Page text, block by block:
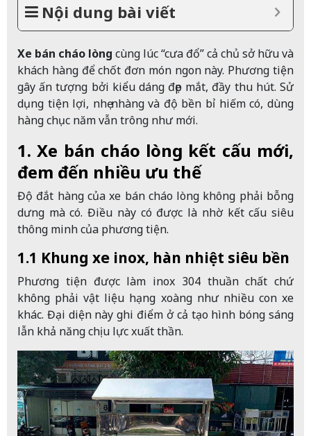
Nội dung bài viết
Xe bán cháo lòng cùng lúc “cưa đổ” cả chủ sở hữu và
khách hàng để chốt đơn món ngon này. Phương tiện
gây ấn tượng bởi kiểu dáng đẹp mắt, đầy thu hút. Sử
dụng tiện lợi, nhẹ nhàng và độ bền bỉ hiếm có, dùng
hàng chục năm vẫn trông như mới.
1. Xe bán cháo lòng kết cấu mới,
đem đến nhiều ưu thế
Độ đắt hàng của xe bán cháo lòng không phải bỗng
dưng mà có. Điều này có được là nhờ kết cấu siêu
thông minh của phương tiện.
1.1 Khung xe inox, hàn nhiệt siêu bền
Phương tiện được làm inox 304 thuần chất chứ
không phải vật liệu hạng xoàng như nhiều con xe
khác. Đại diện này ghi điểm ở cả tạo hình bóng sáng
lẫn khả năng chịu lực xuất thần.